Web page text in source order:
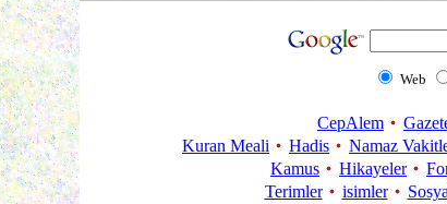
Web
CepAlem
Kuran Meali
Hadis Namaz
Kamus
Hikayeler
Terimler
isimler